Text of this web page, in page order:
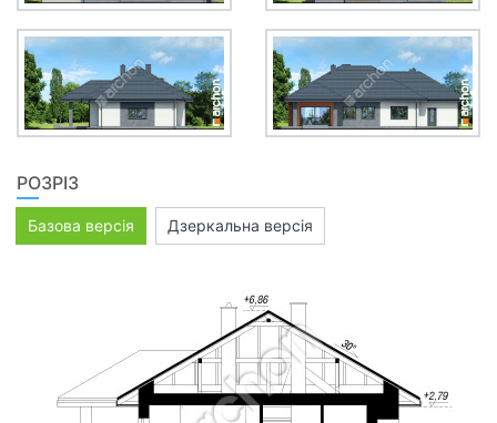
РОЗРІЗ
Базова версія Дзеркальна версія